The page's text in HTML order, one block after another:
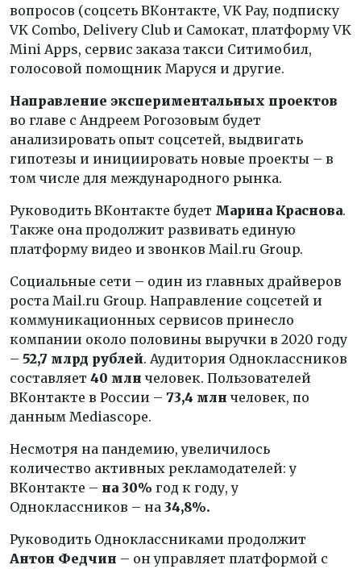
вопросов (соцсеть ВКонтакте, VK Pay, подписку
VK Combo, Delivery Club и Самокат, платформу VK
Mini Apps, сервис заказа такси Ситимобил,
голосовой помощник Маруся и другие.
Направление экспериментальных проектов
во главе с Андреем Рогозовым будет
анализировать опыт соцсетей, выдвигать
гипотезы и инициировать новые проекты – в
том числе для международного рынка.
Руководить ВКонтакте будет Марина Краснова.
Также она продолжит развивать единую
платформу видео и звонков Mail.ru Group.
Социальные сети – один из главных драйверов
роста Mail.ru Group. Направление соцсетей и
коммуникационных сервисов принесло
компании около половины выручки в 2020 году
– 52,7 млрд рублей. Аудитория Одноклассников
составляет 40 млн человек. Пользователей
ВКонтакте в России – 73,4 млн человек, по
данным Mediascope.
Несмотря на пандемию, увеличилось
количество активных рекламодателей: у
ВКонтакте – на 30% год к году, у
Одноклассников – на 34,8%.
Руководить Одноклассниками продолжит
Антон Федчин – он управляет платформой с